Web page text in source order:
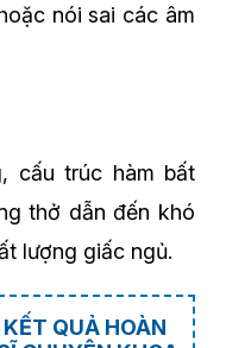
nói sai các âm
cấu trúc hàm bất
thở dẫn đến khó
lượng giấc ngủ.
QUẢ HOÀN